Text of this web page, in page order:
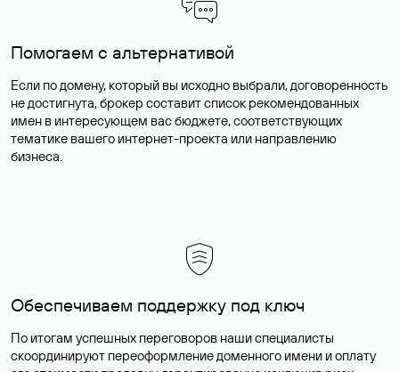
Помогаем с альтернативой
Если по домену, который вы исходно выбрали, договоренность
не достигнута, брокер составит список рекомендованных
имен в интересующем вас бюджете, соответствующих
тематике вашего интернет-проекта или направлению
бизнеса.
Обеспечиваем поддержку под ключ
По итогам успешных переговоров наши специалисты
скоординируют переоформление доменного имени и оплату